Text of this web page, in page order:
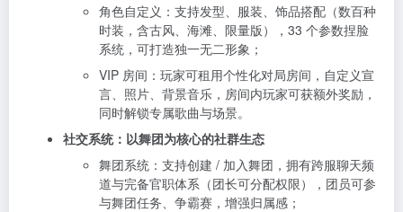
角色自定义：支持发型、服装、饰品搭配（数百种
时装，含古风、海滩、限量版），33 个参数捏脸
系统，可打造独一无二形象；
VIP 房间：玩家可租用个性化对局房间，自定义宣
言、照片、背景音乐，房间内玩家可获额外奖励，
同时解锁专属歌曲与场景。
社交系统：以舞团为核心的社群生态
舞团系统：支持创建 / 加入舞团，拥有跨服聊天频
道与完备官职体系（团长可分配权限），团员可参
与舞团任务、争霸赛，增强归属感；